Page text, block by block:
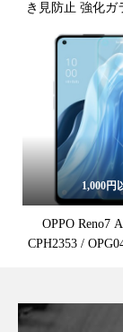
き見防止 強化ガ
1,000円
OPPO Reno7
CPH2353 /